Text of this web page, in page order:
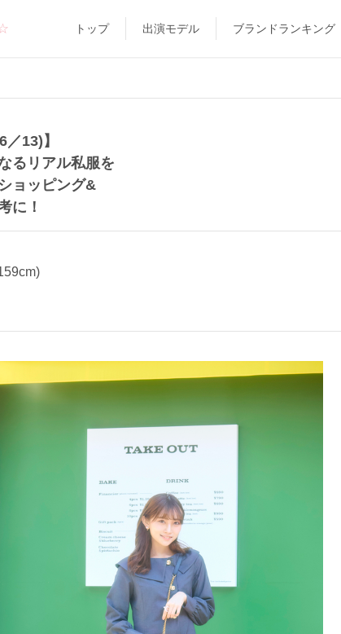
トップ 出演モデル ブランドランキング
／13)】
るリアル私服を
ョッピング&
に！